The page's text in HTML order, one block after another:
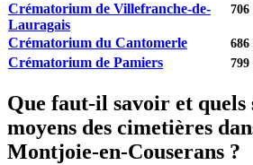
Crématorium de Villefranche-de-
Lauragais
706
Crématorium du Cantomerle 686
Crématorium de Pamiers 799
Que faut-il savoir et quels
moyens des cimetières
Montjoie-en-Couserans ?